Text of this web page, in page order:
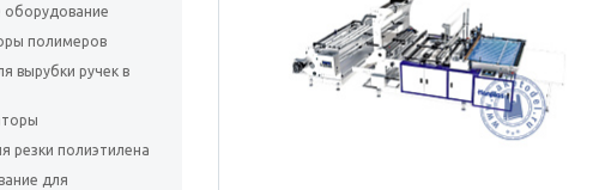
оборудование
полимеров
вырубки ручек в
резки полиэтилена
для